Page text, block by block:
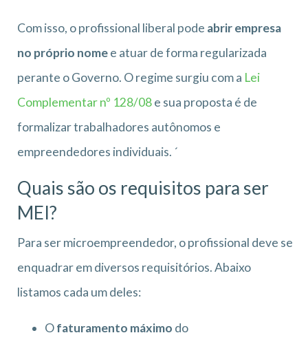
Com isso, o profissional liberal pode abrir empresa
no próprio nomee atuar de forma regularizada
perante o Governo. O regime surgiu com a Lei
Complementar nº 128/08e sua proposta é de
formalizar trabalhadores autônomos e
empreendedores individuais. ´
Quais são os requisitos para ser
MEI?
Para ser microempreendedor, o profissional deve se
enquadrar em diversos requisitórios. Abaixo
listamos cada um deles:
Ofaturamento máximo do